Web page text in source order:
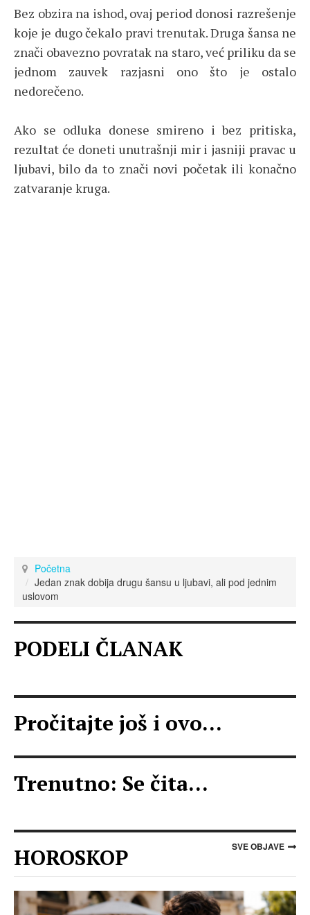
Bez obzira na ishod, ovaj period donosi razrešenje
koje je dugo čekalo pravi trenutak. Druga šansa ne
znači obavezno povratak na staro, već priliku da se
jednom zauvek razjasni ono što je ostalo
nedorečeno.
Ako se odluka donese smireno i bez pritiska,
rezultat će doneti unutrašnji mir i jasniji pravac u
ljubavi, bilo da to znači novi početak ili konačno
zatvaranje kruga.
Početna
Jedan znak dobija drugu šansu u ljubavi, ali pod jednim
uslovom
PODELI ČLANAK
Pročitajte još i ovo...
Trenutno: Se čita...
HOROSKOP SVE OBJAVE